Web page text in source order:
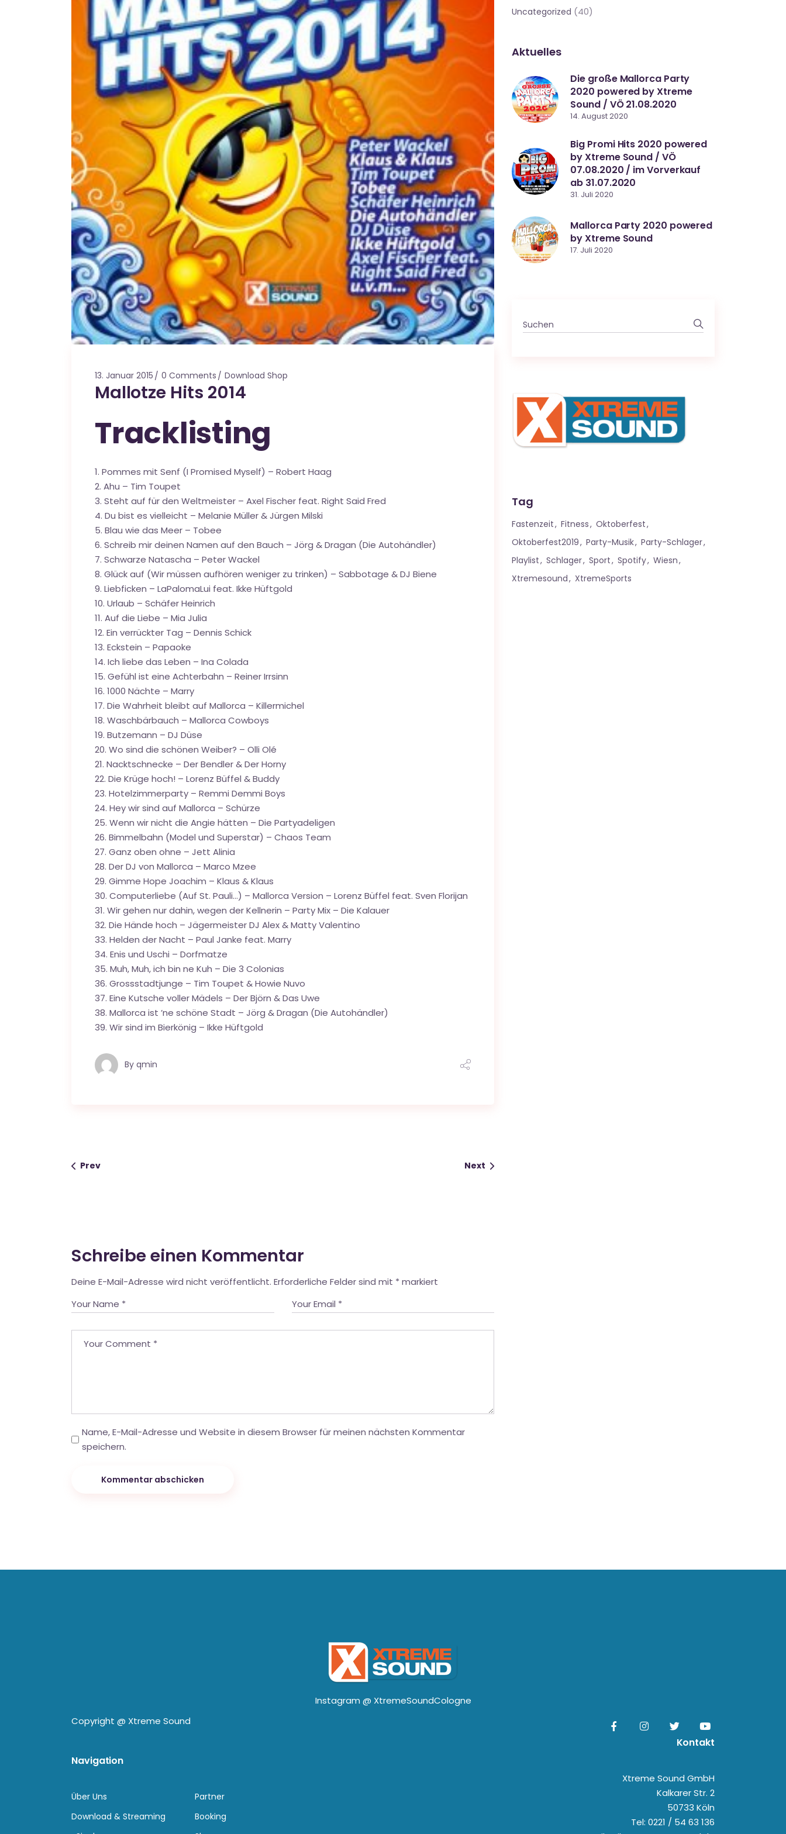
13. Januar 2015 0 Comments Download Shop
Mallotze Hits 2014
Tracklisting
1. Pommes mit Senf (I Promised Myself) – Robert Haag
2. Ahu – Tim Toupet
3. Steht auf für den Weltmeister – Axel Fischer feat. Right Said Fred
4. Du bist es vielleicht – Melanie Müller & Jürgen Milski
5. Blau wie das Meer – Tobee
6. Schreib mir deinen Namen auf den Bauch – Jörg & Dragan (Die Autohändler)
7. Schwarze Natascha – Peter Wackel
8. Glück auf (Wir müssen aufhören weniger zu trinken) – Sabbotage & DJ Biene
9. Liebficken – LaPalomaLui feat. Ikke Hüftgold
10. Urlaub – Schäfer Heinrich
11. Auf die Liebe – Mia Julia
12. Ein verrückter Tag – Dennis Schick
13. Eckstein – Papaoke
14. Ich liebe das Leben – Ina Colada
15. Gefühl ist eine Achterbahn – Reiner Irrsinn
16. 1000 Nächte – Marry
17. Die Wahrheit bleibt auf Mallorca – Killermichel
18. Waschbärbauch – Mallorca Cowboys
19. Butzemann – DJ Düse
20. Wo sind die schönen Weiber? – Olli Olé
21. Nacktschnecke – Der Bendler & Der Horny
22. Die Krüge hoch! – Lorenz Büffel & Buddy
23. Hotelzimmerparty – Remmi Demmi Boys
24. Hey wir sind auf Mallorca – Schürze
25. Wenn wir nicht die Angie hätten – Die Partyadeligen
26. Bimmelbahn (Model und Superstar) – Chaos Team
27. Ganz oben ohne – Jett Alinia
28. Der DJ von Mallorca – Marco Mzee
29. Gimme Hope Joachim – Klaus & Klaus
30. Computerliebe (Auf St. Pauli…) – Mallorca Version – Lorenz Büffel feat. Sven Florijan
31. Wir gehen nur dahin, wegen der Kellnerin – Party Mix – Die Kalauer
32. Die Hände hoch – Jägermeister DJ Alex & Matty Valentino
33. Helden der Nacht – Paul Janke feat. Marry
34. Enis und Uschi – Dorfmatze
35. Muh, Muh, ich bin ne Kuh – Die 3 Colonias
36. Grossstadtjunge – Tim Toupet & Howie Nuvo
37. Eine Kutsche voller Mädels – Der Björn & Das Uwe
38. Mallorca ist ’ne schöne Stadt – Jörg & Dragan (Die Autohändler)
39. Wir sind im Bierkönig – Ikke Hüftgold
By qmin
Prev Next
Schreibe einen Kommentar
Deine E-Mail-Adresse wird nicht veröffentlicht. Erforderliche Felder sind mit * markiert
Name, E-Mail-Adresse und Website in diesem Browser für meinen nächsten Kommentar
speichern.
Kommentar abschicken
Uncategorized (40)
Aktuelles
Die große Mallorca Party
2020 powered by Xtreme
Sound / VÖ 21.08.2020
14. August 2020
Big Promi Hits 2020 powered
by Xtreme Sound / VÖ
07.08.2020 / im Vorverkauf
ab 31.07.2020
31. Juli 2020
Mallorca Party 2020 powered
by Xtreme Sound
17. Juli 2020
Search
for:
Tag
Fastenzeit Fitness
Oktoberfest
Oktoberfest2019
Party-Musik
Party-Schlager
Playlist
Schlager Sport Spotify
Wiesn
Xtremesound
XtremeSports
Instagram @ XtremeSoundCologne
Copyright @ Xtreme Sound
Navigation
Über Uns
Download & Streaming
Partner
Booking
Kontakt
Xtreme Sound GmbH
Kalkarer Str. 2
50733 Köln
Tel: 0221 / 54 63 136